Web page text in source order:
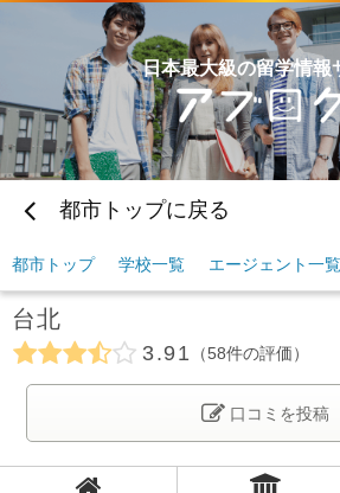
日本最大級の留学情報
都市トップに戻る
都市トップ 学校一覧 エージェント一覧
台北
3.91 58件の評価
口コミを投稿